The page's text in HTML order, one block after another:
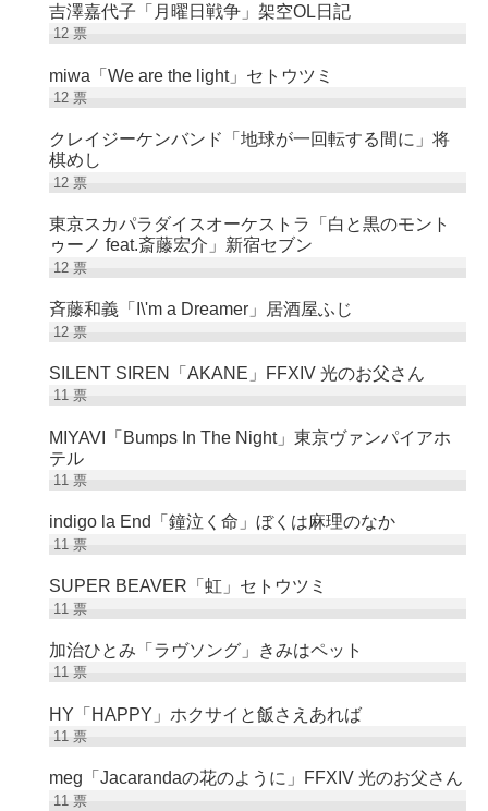
吉澤嘉代子「月曜日戦争」架空OL日記
12票
miwa「We are the light」セトウツミ
12票
クレイジーケンバンド「地球が一回転する間に」将
棋めし
12票
東京スカパラダイスオーケストラ「白と黒のモント
ゥーノ feat.斎藤宏介」新宿セブン
12票
斉藤和義「I\'m a Dreamer」居酒屋ふじ
12票
SILENT SIREN「AKANE」FFXIV 光のお父さん
11票
MIYAVI「Bumps In The Night」東京ヴァンパイアホ
テル
11票
indigo la End「鐘泣く命」ぼくは麻理のなか
11票
SUPER BEAVER「虹」セトウツミ
11票
加治ひとみ「ラヴソング」きみはペット
11票
HY「HAPPY」ホクサイと飯さえあれば
11票
meg「Jacarandaの花のように」FFXIV 光のお父さん
11票